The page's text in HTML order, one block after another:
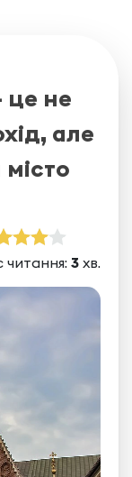
це не
але
читання: 3 хв.